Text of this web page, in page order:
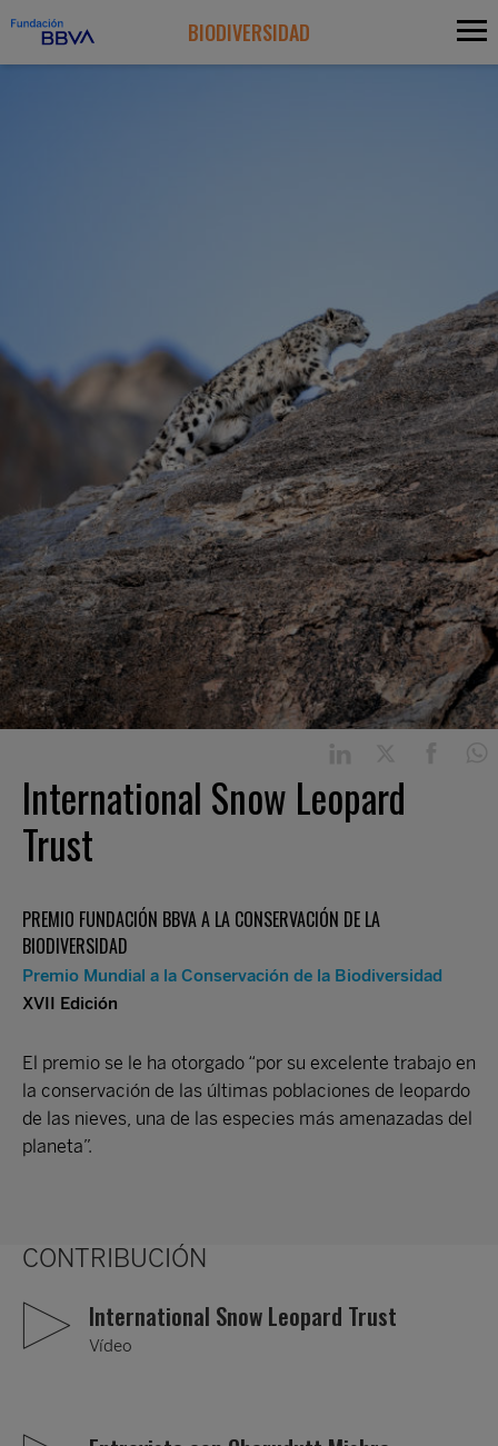
BIODIVERSIDAD
International Snow Leopard
Trust
PREMIO FUNDACIÓN BBVA A LA CONSERVACIÓN DE LA
BIODIVERSIDAD
Premio Mundial a la Conservación de la Biodiversidad
XVII Edición
El premio se le ha otorgado “por su excelente trabajo en
la conservación de las últimas poblaciones de leopardo
de las nieves, una de las especies más amenazadas del
planeta”.
CONTRIBUCIÓN
International Snow Leopard Trust
Vídeo